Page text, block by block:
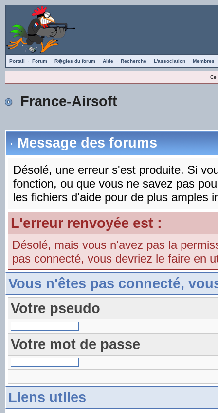
Portail · Forum · R�gles du forum · Aide · Recherche · L'association · Membres
Ce
France-Airsoft
Message des forums
Désolé, une erreur s'est produite. Si
fonction, ou que vous ne savez pas
les fichiers d'aide pour de plus amples
L'erreur renvoyée est :
Désolé, mais vous n'avez pas la
pas connecté, vous devriez le faire en
Vous n'êtes pas connecté,
Votre pseudo
Votre mot de passe
Liens utiles